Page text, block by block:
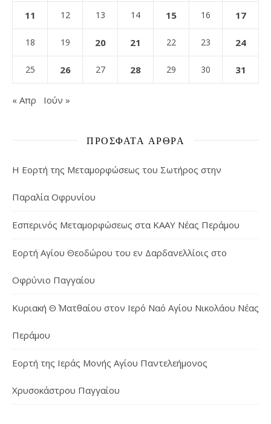
11 12 13 14 15 16 17
18 19 20 21 22 23 24
25 26 27 28 29 30 31
« Απρ Ιούν »
ΠΡΌΣΦΑΤΑ ΆΡΘΡΑ
Η Εορτή της Μεταμορφώσεως του Σωτήρος στην
Παραλία Οφρυνίου
Εσπερινός Μεταμορφώσεως στα ΚΑΑΥ Νέας Περάμου
Εορτή Αγίου Θεοδώρου του εν Δαρδανελλίοις στο
Οφρύνιο Παγγαίου
Κυριακή Θ΄ Ματθαίου στον Ιερό Ναό Αγίου Νικολάου Νέας
Περάμου
Εορτή της Ιεράς Μονής Αγίου Παντελεήμονος
Χρυσοκάστρου Παγγαίου